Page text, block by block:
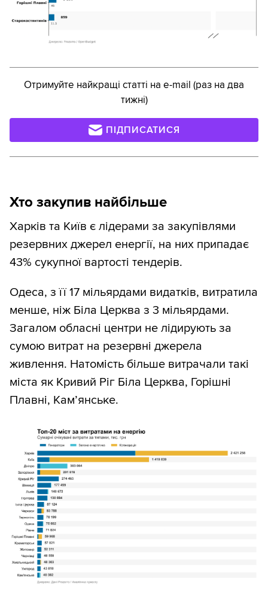
Отримуйте найкращі статті на e-mail (раз на два
тижні)
ПІДПИСАТИСЯ
Хто закупив найбільше
Харків та Київ є лідерами за закупівлями
резервних джерел енергії, на них припадає
43% сукупної вартості тендерів.
Одеса, з її 17 мільярдами видатків, витратила
менше, ніж Біла Церква з 3 мільярдами.
Загалом обласні центри не лідирують за
сумою витрат на резервні джерела
живлення. Натомість більше витрачали такі
міста як Кривий Ріг Біла Церква, Горішні
Плавні, Кам’янське.